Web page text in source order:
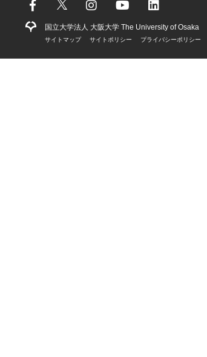
国立大学法人 大阪大学 The University of Osaka
サイトマップ サイトポリシー プライバシーポリシー